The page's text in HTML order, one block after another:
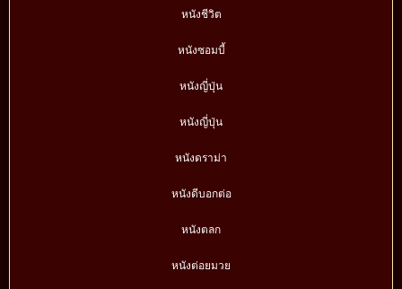
หนังชีวิต
หนังซอมบี้
หนังญี่ปุ่น
หนังญี่ปุ่น
หนังดราม่า
หนังดีบอกต่อ
หนังตลก
หนังต่อยมวย